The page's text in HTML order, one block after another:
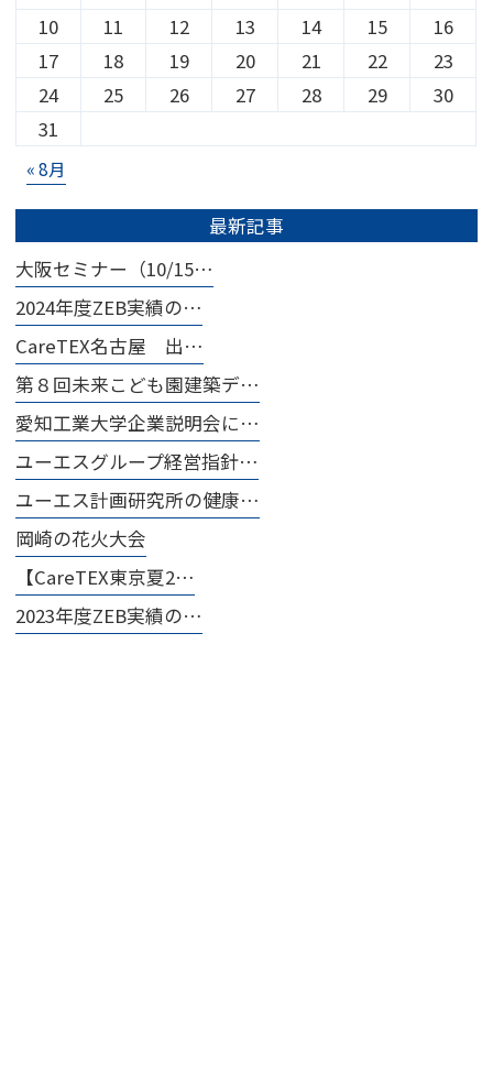
« 8月
10
11 12 13 14 15
16
17
18 19 20 21 22
23
24
25 26 27 28 29
30
31
最新記事
大阪セミナー（10/15…
2024年度ZEB実績の…
CareTEX名古屋 出…
第８回未来こども園建築デ…
愛知工業大学企業説明会に…
ユーエスグループ経営指針…
ユーエス計画研究所の健康…
岡崎の花火大会
【CareTEX東京夏2…
2023年度ZEB実績の…